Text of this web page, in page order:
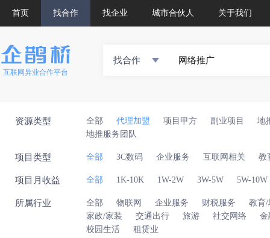
首页 找合作 找企业 城市合伙人 关于我们
互联网异业合作平台
找合作
资源类型 全部 代理加盟 项目甲方 副业项目
地
地推服务团队
项目类型 全部 3C数码 企业服务 互联网相关 教
项目月收益 全部 1K-10K 1W-2W 3W-5W 5W-10W
所属行业 全部 物联网 企业服务 财税服务
教育/
家政/家装
交通出行 旅游 社交网络
金
校园生活
租赁业